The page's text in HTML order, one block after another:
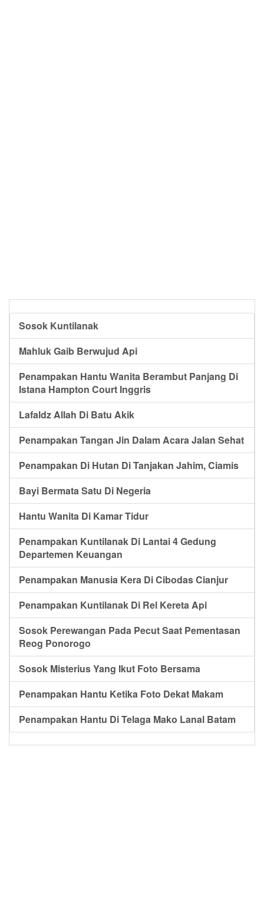
Sosok Kuntilanak
Mahluk Gaib Berwujud Api
Penampakan Hantu Wanita Berambut Panjang Di
Istana Hampton Court Inggris
Lafaldz Allah Di Batu Akik
Penampakan Tangan Jin Dalam Acara Jalan Sehat
Penampakan Di Hutan Di Tanjakan Jahim, Ciamis
Bayi Bermata Satu Di Negeria
Hantu Wanita Di Kamar Tidur
Penampakan Kuntilanak Di Lantai 4 Gedung
Departemen Keuangan
Penampakan Manusia Kera Di Cibodas Cianjur
Penampakan Kuntilanak Di Rel Kereta Api
Sosok Perewangan Pada Pecut Saat Pementasan
Reog Ponorogo
Sosok Misterius Yang Ikut Foto Bersama
Penampakan Hantu Ketika Foto Dekat Makam
Penampakan Hantu Di Telaga Mako Lanal Batam